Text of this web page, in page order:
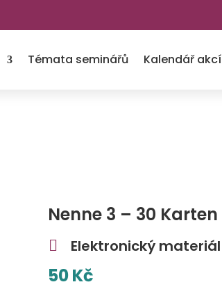
Témata seminářů Kalendář akcí
Nenne 3 – 30 Karten
 Elektronický materiál
50Kč